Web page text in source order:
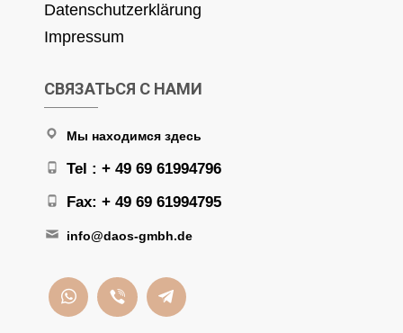
Datenschutzerklärung
Impressum
СВЯЗАТЬСЯ С НАМИ
Мы находимся здесь
Tel : + 49 69 61994796
Fax: + 49 69 61994795
info@daos-gmbh.de